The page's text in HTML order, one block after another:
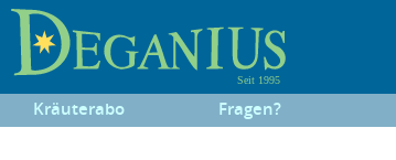
Kräuterabo Fragen?